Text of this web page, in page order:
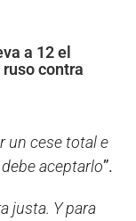
a 12 el
contra
un cese total e
aceptarlo”.
justa. Y para